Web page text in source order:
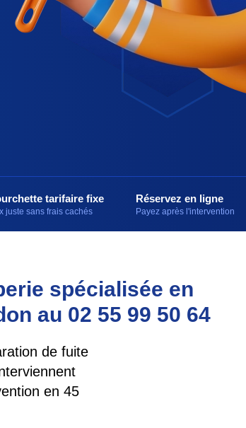
tarifaire fixe
juste sans frais cachés
Réservez en ligne
Payez après l'intervention
spécialisée en
au 02 55 99 50 64
de fuite
en 45